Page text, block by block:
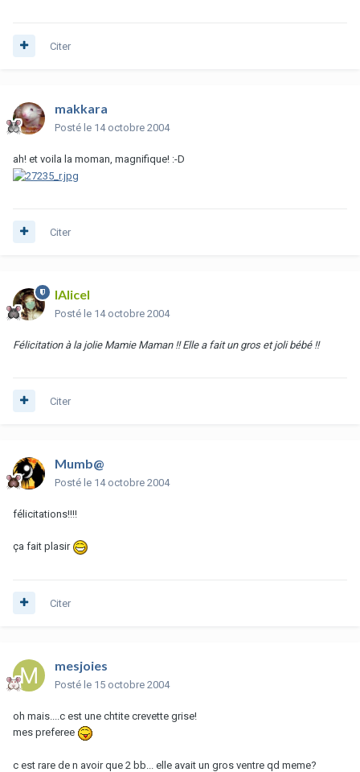
Citer
makkara
Posté le 14 octobre 2004
ah! et voila la moman, magnifique! :-D
Citer
lAlicel
Posté le 14 octobre 2004
Félicitation à la jolie Mamie Maman !! Elle a fait un gros et joli bébé !!
Citer
Mumb@
Posté le 14 octobre 2004
félicitations!!!!
ça fait plasir
Citer
mesjoies
Posté le 15 octobre 2004
oh mais....c est une chtite crevette grise!
mes preferee
c est rare de n avoir que 2 bb... elle avait un gros ventre qd meme?